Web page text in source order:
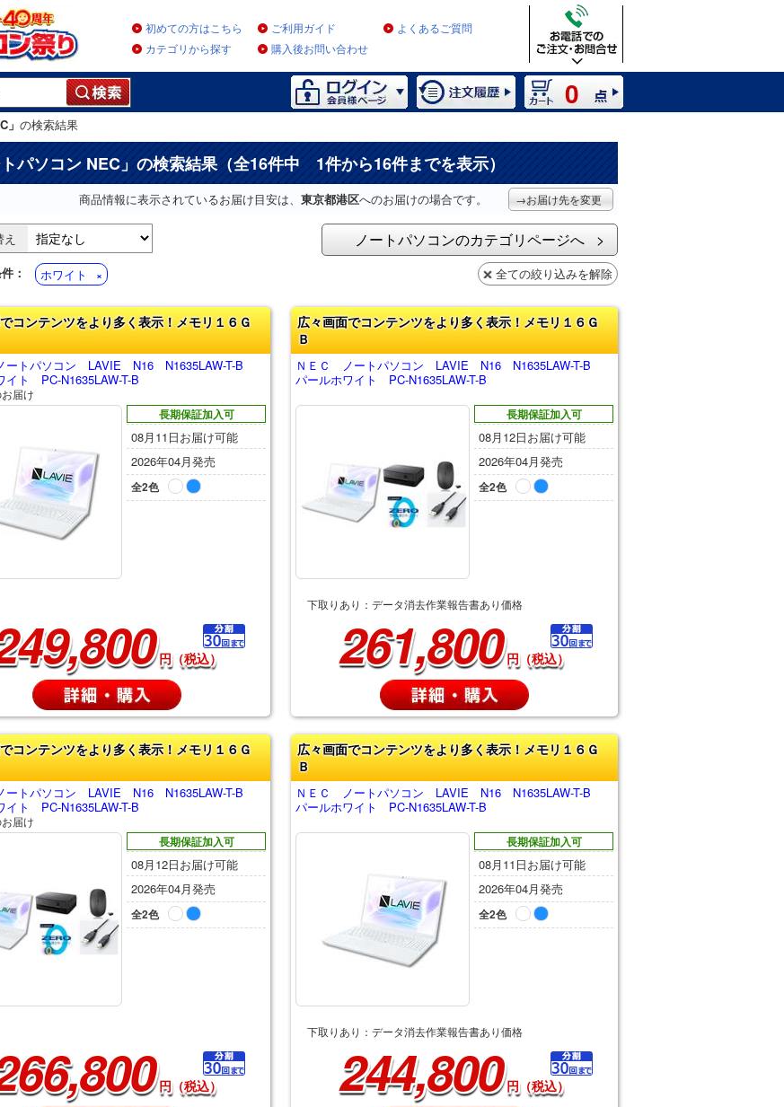
初めての方はこちら ご利用ガイド
よくあるご質問
カテゴリから探す
購入後お問い合わせ
0
」 の検索結果
パソコン NEC 」の検索結果（全16件中 1件から16件までを表示）
商品情報に表示されているお届け目安は、 東京都港区へのお届けの場合です。 →お届け先を変更
ノートパソコンのカテゴリページへ
： ホワイト 全ての絞り込みを解除
コンテンツをより多く表示！メモリ１６Ｇ
ートパソコン LAVIE N16 N1635LAW-T-B
イト PC-N1635LAW-T-B
届け
長期保証加入可
08月11日お届け可能
2026年04月発売
全2色
円（税込）
広々画面でコンテンツをより多く表示！メモリ１６Ｇ
Ｂ
ＮＥＣ ノートパソコン LAVIE N16 N1635LAW-T-B
パールホワイト PC-N1635LAW-T-B
長期保証加入可
08月12日お届け可能
2026年04月発売
全2色
下取りあり：データ消去作業報告書あり価格
261,800 円（税込）
コンテンツをより多く表示！メモリ１６Ｇ
ートパソコン LAVIE N16 N1635LAW-T-B
イト PC-N1635LAW-T-B
届け
長期保証加入可
08月12日お届け可能
2026年04月発売
全2色
円（税込）
広々画面でコンテンツをより多く表示！メモリ１６Ｇ
Ｂ
ＮＥＣ ノートパソコン LAVIE N16 N1635LAW-T-B
パールホワイト PC-N1635LAW-T-B
長期保証加入可
08月11日お届け可能
2026年04月発売
全2色
下取りあり：データ消去作業報告書あり価格
244,800 円（税込）